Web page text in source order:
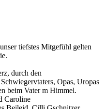
tiefstes Mitgefühl gelten
durch den
Opas, Uropas
beim Vater m Himmel.
Caroline